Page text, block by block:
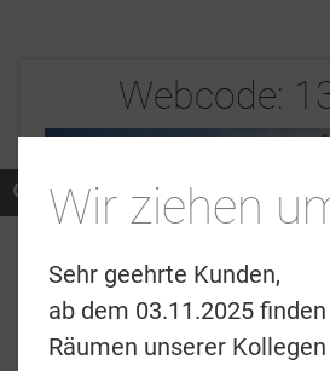
Webcode:
Wir ziehen
Sehr geehrte Kunden,
ab dem 03.11.2025
Räumen unserer